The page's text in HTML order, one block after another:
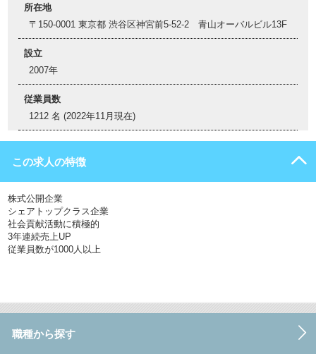
所在地
〒150-0001 東京都 渋谷区神宮前5-52-2 青山オーバルビル13F
設立
2007年
従業員数
1212 名 (2022年11月現在)
この求人の特徴
株式公開企業
シェアトップクラス企業
社会貢献活動に積極的
3年連続売上UP
従業員数が1000人以上
職種から探す